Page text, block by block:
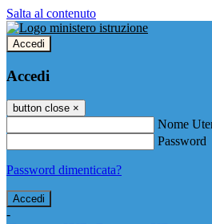
Salta al contenuto
Accedi
Accedi
button close ×
Nome
Password
Password dimenticata?
-